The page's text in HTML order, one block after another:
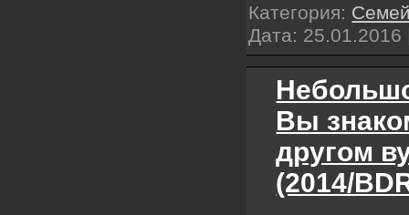
Категория:
Дата: 25.01.2016
Вы
другом
(2014/